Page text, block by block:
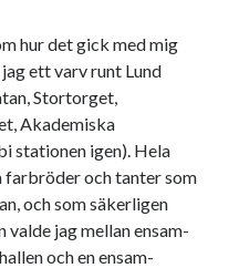
hur det gick med mig
ett varv runt Lund
Stortorget,
Akademiska
stationen igen). Hela
farbröder och tanter som
och som säkerligen
valde jag mellan ensam-
och en ensam-